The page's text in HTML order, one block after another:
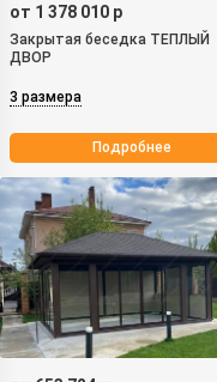
от 1 378 010 р
Закрытая беседка ТЕПЛЫЙ
ДВОР
3 размера
Подробнее